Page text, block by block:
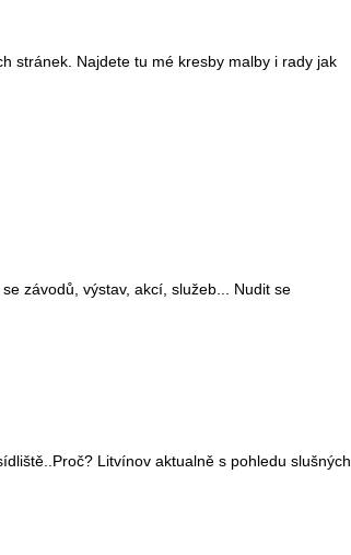
stránek. Najdete tu mé kresby malby i rady jak
závodů, výstav, akcí, služeb... Nudit se
Litvínov aktualně s pohledu slušných